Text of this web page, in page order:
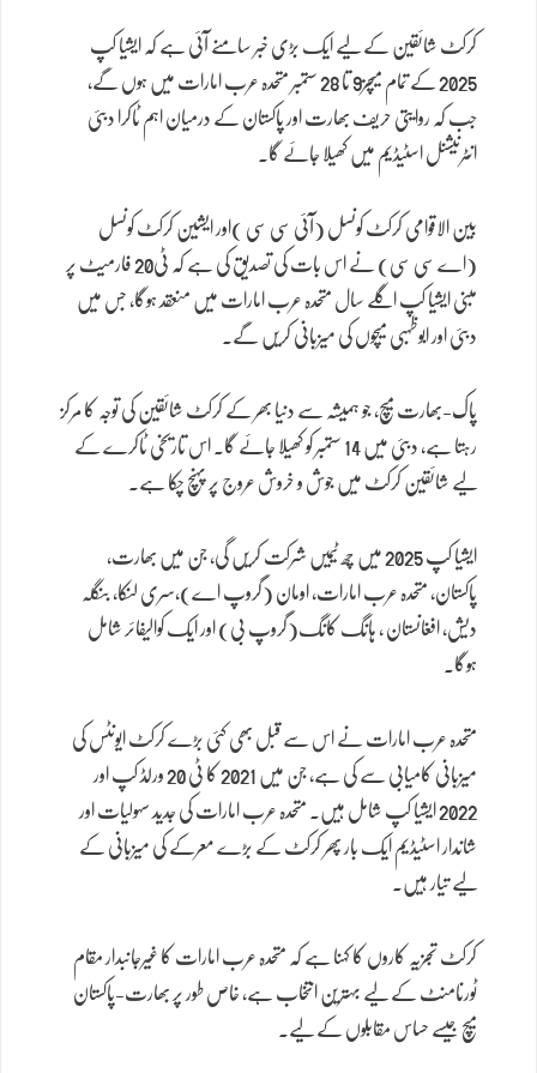
کرکٹ شائقین کے لیے ایک بڑی خبر سامنے آئی ہے کہ ایشیا کپ
2025 کے تمام میچز9 تا 28 ستمبر متحدہ عرب امارات میں ہوں گے،
جب کہ روایتی حریف بھارت اور پاکستان کے درمیان اہم ٹاکرا دبئی
انٹرنیشنل اسٹیڈیم میں کھیلا جائے گا۔
بین الاقوامی کرکٹ کونسل (آئی سی سی )اور ایشین کرکٹ کونسل
(اے سی سی) نے اس بات کی تصدیق کی ہے کہ ٹی20 فارمیٹ پر
مبنی ایشیا کپ اگلے سال متحدہ عرب امارات میں منعقد ہوگا، جس میں
دبئی اور ابوظہبی میچوں کی میزبانی کریں گے۔
پاک-بھارت میچ، جو ہمیشہ سے دنیا بھر کے کرکٹ شائقین کی توجہ کا مرکز
رہتا ہے، دبئی میں 14 ستمبر کو کھیلا جائے گا۔ اس تاریخی ٹاکرے کے
لیے شائقین کرکٹ میں جوش و خروش عروج پر پہنچ چکا ہے۔
ایشیا کپ 2025 میں چھ ٹیمیں شرکت کریں گی، جن میں بھارت،
پاکستان، متحدہ عرب امارات، اومان (گروپ اے)،سری لنکا، بنگلہ
دیش، افغانستان ، ہانگ کانگ(گروپ بی) اور ایک کوالیفائر شامل
ہوگا۔
متحدہ عرب امارات نے اس سے قبل بھی کئی بڑے کرکٹ ایونٹس کی
میزبانی کامیابی سے کی ہے، جن میں 2021 کا ٹی 20 ورلڈ کپ اور
2022 ایشیا کپ شامل ہیں۔ متحدہ عرب امارات کی جدید سہولیات اور
شاندار اسٹیڈیم ایک بار پھر کرکٹ کے بڑے معرکے کی میزبانی کے
لیے تیار ہیں۔
کرکٹ تجزیہ کاروں کا کہنا ہے کہ متحدہ عرب امارات کا غیرجانبدار مقام
ٹورنامنٹ کے لیے بہترین انتخاب ہے، خاص طور پر بھارت-پاکستان
میچ جیسے حساس مقابلوں کے لیے۔